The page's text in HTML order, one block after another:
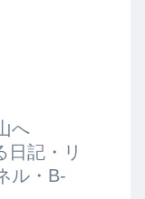
へ
日記・リ
ル・B-